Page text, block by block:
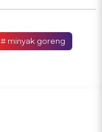
# minyak goreng